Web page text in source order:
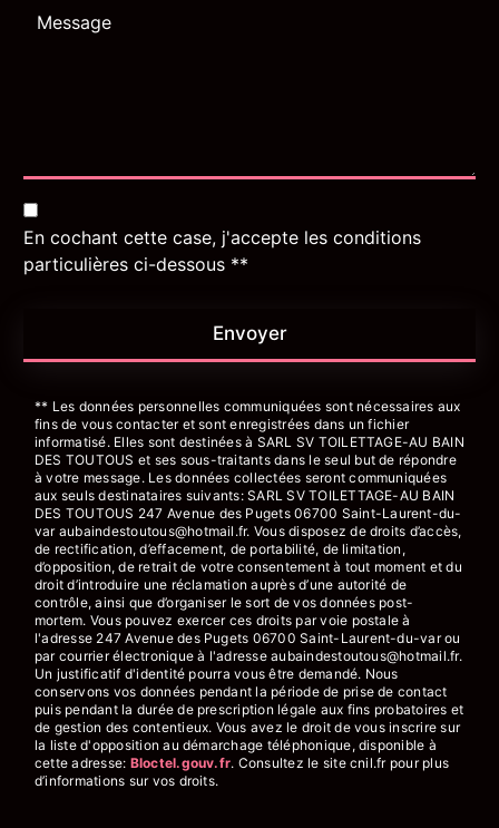
En cochant cette case, j'accepte les conditions
particulières ci-dessous **
Envoyer
** Les données personnelles communiquées sont nécessaires aux
fins de vous contacter et sont enregistrées dans un fichier
informatisé. Elles sont destinées à SARL SV TOILETTAGE-AU BAIN
DES TOUTOUS et ses sous-traitants dans le seul but de répondre
à votre message. Les données collectées seront communiquées
aux seuls destinataires suivants: SARL SV TOILETTAGE-AU BAIN
DES TOUTOUS 247 Avenue des Pugets 06700 Saint-Laurent-du-
var aubaindestoutous@hotmail.fr. Vous disposez de droits d’accès,
de rectification, d’effacement, de portabilité, de limitation,
d’opposition, de retrait de votre consentement à tout moment et du
droit d’introduire une réclamation auprès d’une autorité de
contrôle, ainsi que d’organiser le sort de vos données post-
mortem. Vous pouvez exercer ces droits par voie postale à
l'adresse 247 Avenue des Pugets 06700 Saint-Laurent-du-var ou
par courrier électronique à l'adresse aubaindestoutous@hotmail.fr.
Un justificatif d'identité pourra vous être demandé. Nous
conservons vos données pendant la période de prise de contact
puis pendant la durée de prescription légale aux fins probatoires et
de gestion des contentieux. Vous avez le droit de vous inscrire sur
la liste d'opposition au démarchage téléphonique, disponible à
cette adresse: Bloctel.gouv.fr. Consultez le site cnil.fr pour plus
d’informations sur vos droits.